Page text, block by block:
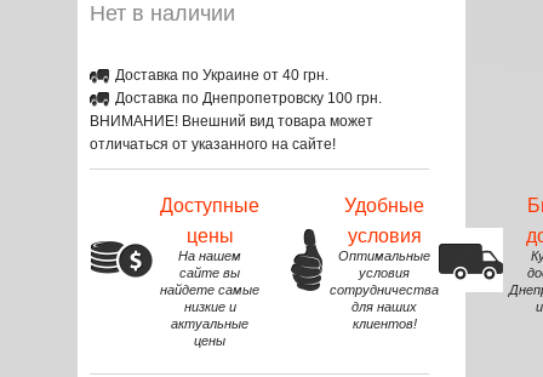
Нет в наличии
Доставка по Украине от 40 грн.
Доставка по Днепропетровску 100 грн.
ВНИМАНИЕ! Внешний вид товара может
отличаться от указанного на сайте!
Доступные
цены
На нашем
сайте вы
найдете самые
низкие и
актуальные
цены
Удобные
условия
Оптимальные
условия
сотрудничества
для наших
клиентов!